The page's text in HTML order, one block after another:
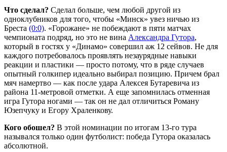
Что сделал? Сделал больше, чем любой другой из
одноклубников для того, чтобы «Минск» увез ничью из
Бреста (0:0). «Горожане» не побеждают в пяти матчах
чемпионата подряд, но это не вина Александра Гутора,
который в гостях у «Динамо» совершил аж 12 сейвов. Не для
каждого потребовалось проявлять незаурядные навыки
реакции и пластики — просто потому, что в ряде случаев
опытный голкипер идеально выбирал позицию. Причем брал
мяч намертво — как после удара Алексея Бутаревича из
района 11-метровой отметки. А еще запомнилась отменная
игра Гутора ногами — так он не дал отличиться Роману
Юзепчуку и Егору Храленкову.
Кого обошел? В этой номинации по итогам 13-го тура
назывался только один футболист: победа Гутора оказалась
абсолютной.